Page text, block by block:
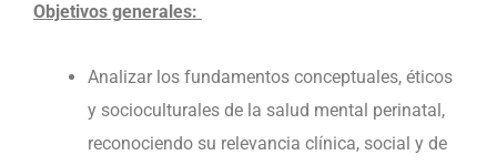
Objetivos generales:
Analizar los fundamentos conceptuales, éticos
y socioculturales de la salud mental perinatal,
reconociendo su relevancia clínica, social y de